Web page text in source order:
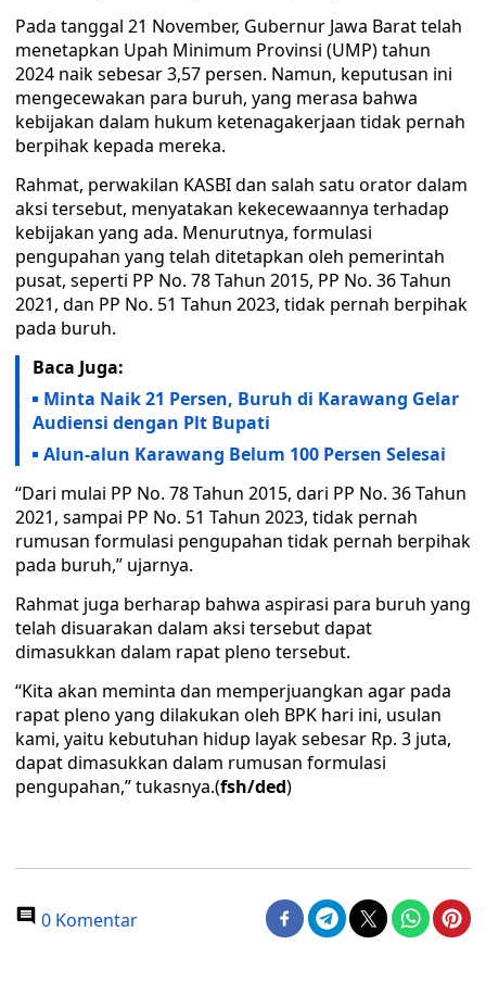
Pada tanggal 21 November, Gubernur Jawa Barat telah
menetapkan Upah Minimum Provinsi (UMP) tahun
2024 naik sebesar 3,57 persen. Namun, keputusan ini
mengecewakan para buruh, yang merasa bahwa
kebijakan dalam hukum ketenagakerjaan tidak pernah
berpihak kepada mereka.
Rahmat, perwakilan KASBI dan salah satu orator dalam
aksi tersebut, menyatakan kekecewaannya terhadap
kebijakan yang ada. Menurutnya, formulasi
pengupahan yang telah ditetapkan oleh pemerintah
pusat, seperti PP No. 78 Tahun 2015, PP No. 36 Tahun
2021, dan PP No. 51 Tahun 2023, tidak pernah berpihak
pada buruh.
Baca Juga:
Minta Naik 21 Persen, Buruh di Karawang Gelar
Audiensi dengan Plt Bupati
Alun-alun Karawang Belum 100 Persen Selesai
“Dari mulai PP No. 78 Tahun 2015, dari PP No. 36 Tahun
2021, sampai PP No. 51 Tahun 2023, tidak pernah
rumusan formulasi pengupahan tidak pernah berpihak
pada buruh,” ujarnya.
Rahmat juga berharap bahwa aspirasi para buruh yang
telah disuarakan dalam aksi tersebut dapat
dimasukkan dalam rapat pleno tersebut.
“Kita akan meminta dan memperjuangkan agar pada
rapat pleno yang dilakukan oleh BPK hari ini, usulan
kami, yaitu kebutuhan hidup layak sebesar Rp. 3 juta,
dapat dimasukkan dalam rumusan formulasi
pengupahan,” tukasnya.(fsh/ded)
0 Komentar